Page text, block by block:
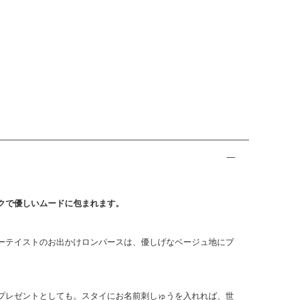
優しいムードに包まれます。
イストのお出かけロンパースは、優しげなベージュ地にブ
ゼントとしても。スタイにお名前刺しゅうを入れれば、世